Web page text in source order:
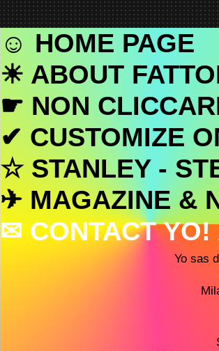
☺ HOME PAGE
☀ ABOUT
☛ NON
✔︎ CUSTOMIZE
☆ STANLEY -
✈ MAGAZINE &
✉ CONTACT YO!
Yo sas
proposte, curriculum
(tranquillo, non